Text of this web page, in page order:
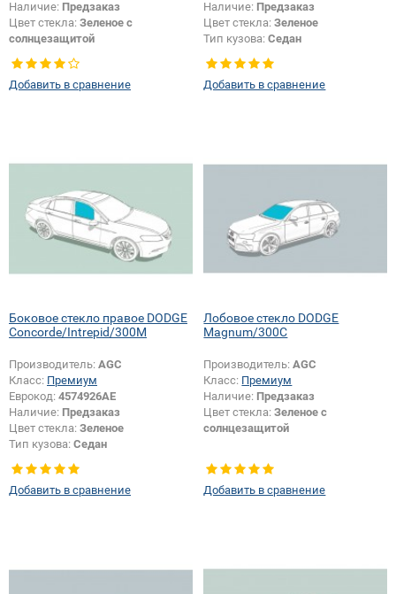
Наличие: Предзаказ
Цвет стекла: Зеленое с
солнцезащитой
Цвет полосы:
Тип кузова:Седан
Добавить в сравнение
Наличие: Предзаказ
Цвет стекла:Зеленое
Тип кузова:Седан
Тип стекла:Боковое стекло левое
Добавить в сравнение
Боковое стекло правое DODGE
Concorde/Intrepid/300M
Производитель: AGC
Класс: Премиум
Еврокод: 4574926AE
Наличие: Предзаказ
Цвет стекла: Зеленое
Тип кузова: Седан
Тип стекла: Боковое стекло
правое
Добавить в сравнение
Лобовое стекло DODGE
Magnum/300C
Производитель:AGC
Класс: Премиум
Наличие: Предзаказ
Цвет стекла:Зеленое с
солнцезащитой
Добавить в сравнение